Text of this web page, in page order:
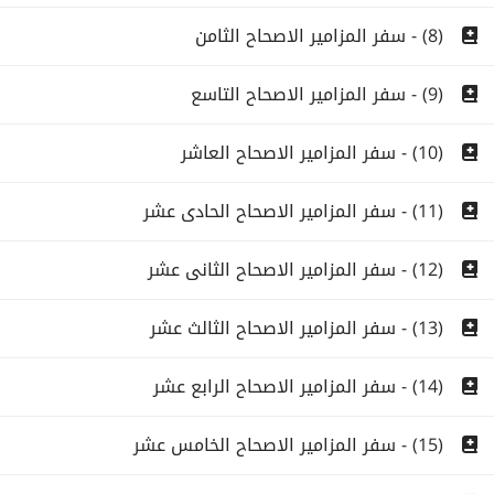
(8) - سفر المزامير الاصحاح الثامن
(9) - سفر المزامير الاصحاح التاسع
(10) - سفر المزامير الاصحاح العاشر
(11) - سفر المزامير الاصحاح الحادى عشر
(12) - سفر المزامير الاصحاح الثانى عشر
(13) - سفر المزامير الاصحاح الثالث عشر
(14) - سفر المزامير الاصحاح الرابع عشر
(15) - سفر المزامير الاصحاح الخامس عشر